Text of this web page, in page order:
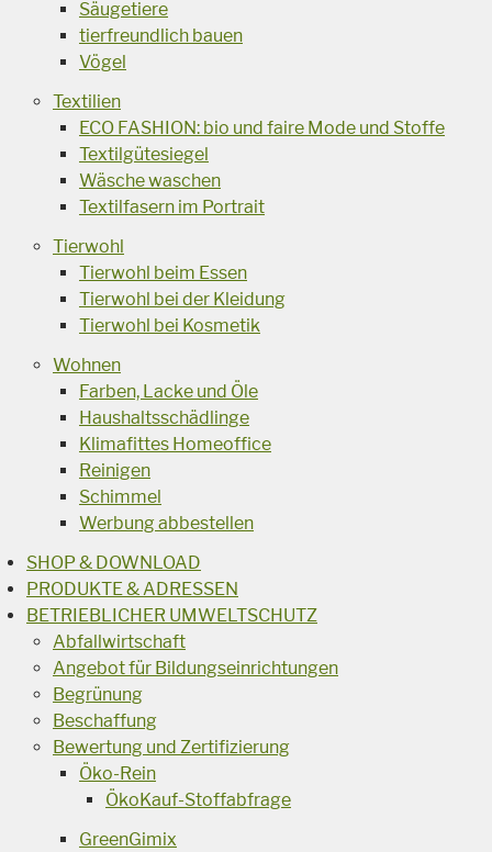
Säugetiere
tierfreundlich bauen
Vögel
Textilien
ECO FASHION: bio und faire Mode und Stoffe
Textilgütesiegel
Wäsche waschen
Textilfasern im Portrait
Tierwohl
Tierwohl beim Essen
Tierwohl bei der Kleidung
Tierwohl bei Kosmetik
Wohnen
Farben, Lacke und Öle
Haushaltsschädlinge
Klimafittes Homeoffice
Reinigen
Schimmel
Werbung abbestellen
SHOP & DOWNLOAD
PRODUKTE & ADRESSEN
BETRIEBLICHER UMWELTSCHUTZ
Abfallwirtschaft
Angebot für Bildungseinrichtungen
Begrünung
Beschaffung
Bewertung und Zertifizierung
Öko-Rein
ÖkoKauf-Stoffabfrage
GreenGimix